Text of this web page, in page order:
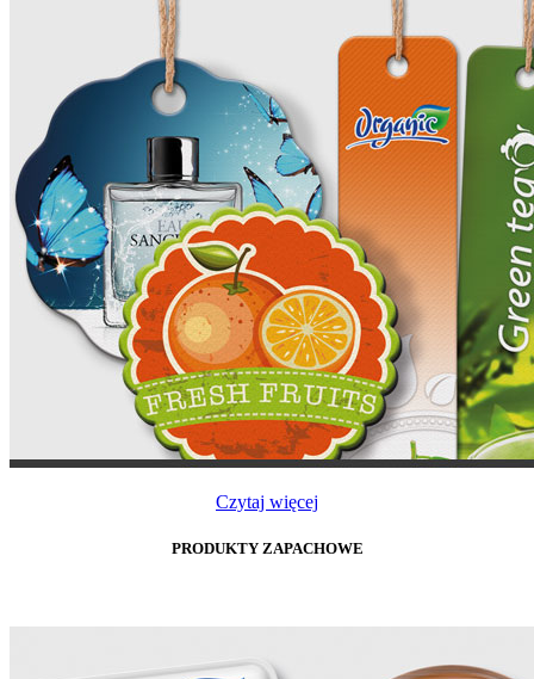
Czytaj więcej
PRODUKTY ZAPACHOWE